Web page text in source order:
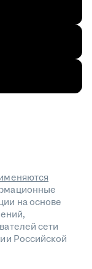
на основе
сети
Российской